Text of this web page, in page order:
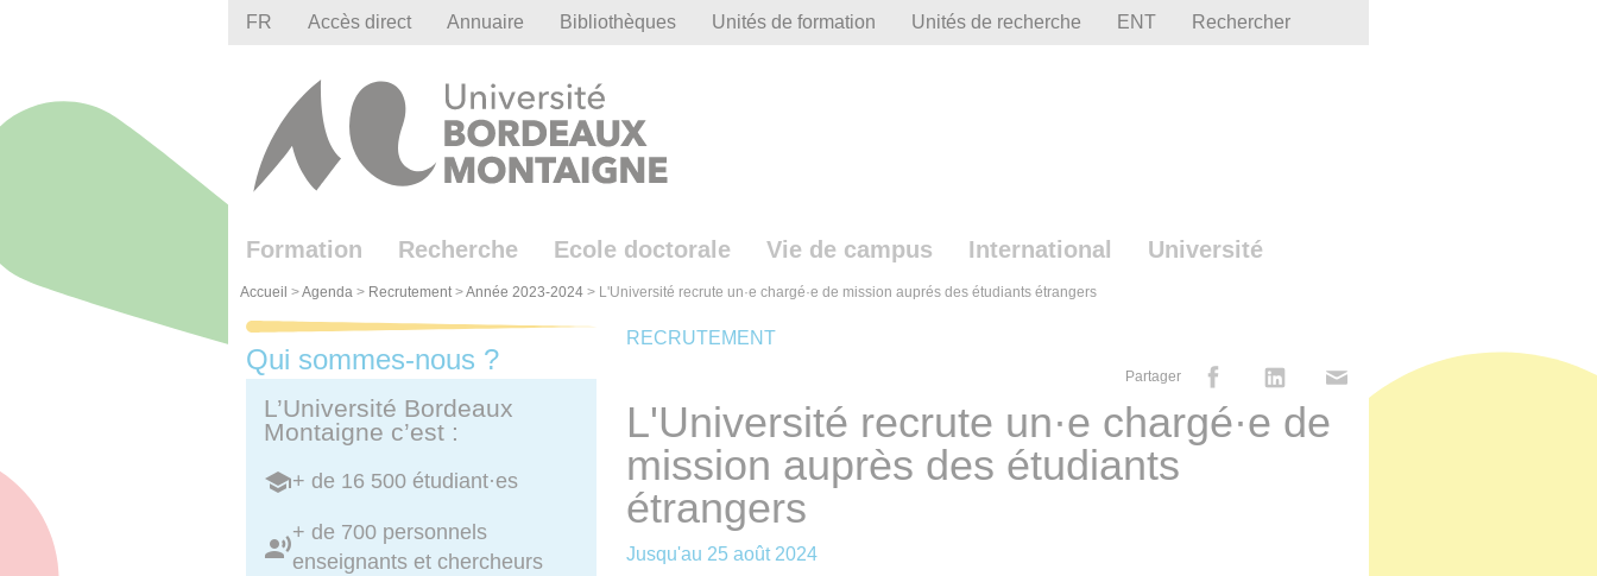
FR Accès direct Annuaire Bibliothèques Unités de formation Unités de recherche ENT Rechercher
Formation Recherche Ecole doctorale Vie de campus International Université
Accueil >Agenda > Recrutement>Année 2023-2024 > L'Université recrute un·e chargé·e de mission auprés des étudiants étrangers
RECRUTEMENT
Partager
L'Université recrute un·e chargé·e de
mission auprès des étudiants
étrangers
Jusqu'au 25 août 2024
Qui sommes-nous ?
L’Université Bordeaux
Montaigne c’est :
+ de 16 500 étudiant·es
+ de 700 personnels
enseignants et chercheurs